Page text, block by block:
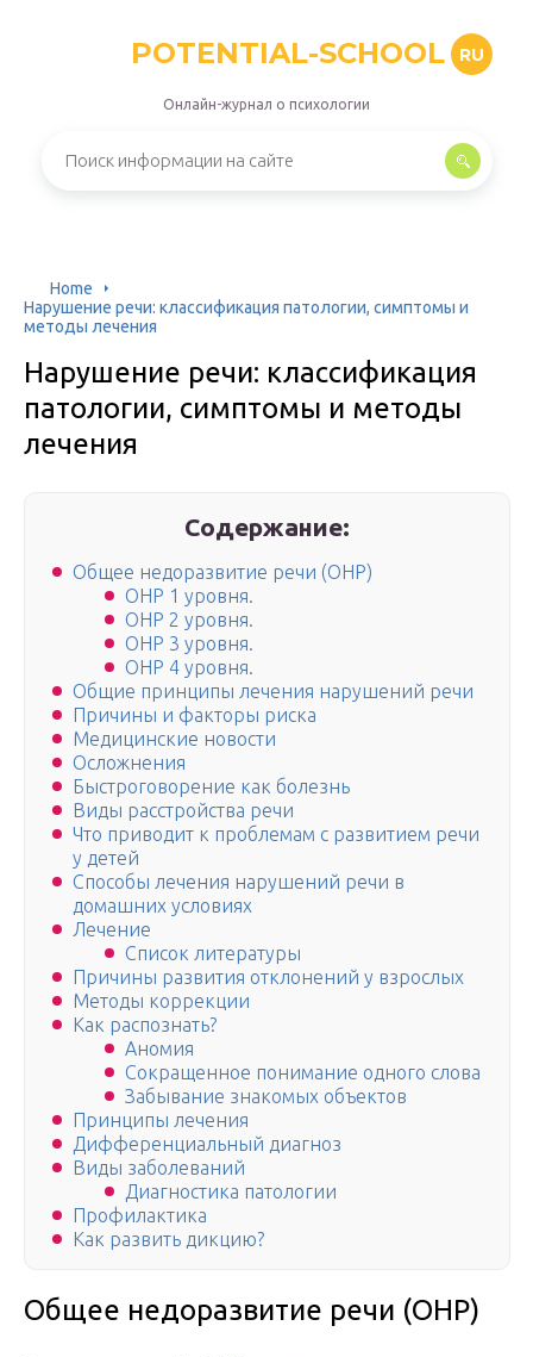
POTENTIAL-SCHOOL RU
Онлайн-журнал о психологии
Home
Нарушение речи: классификация патологии, симптомы и
методы лечения
Нарушение речи: классификация
патологии, симптомы и методы
лечения
Содержание:
Общее недоразвитие речи (ОНР)
ОНР 1 уровня.
ОНР 2 уровня.
ОНР 3 уровня.
ОНР 4 уровня.
Общие принципы лечения нарушений речи
Причины и факторы риска
Медицинские новости
Осложнения
Быстроговорение как болезнь
Виды расстройства речи
Что приводит к проблемам с развитием речи
у детей
Способы лечения нарушений речи в
домашних условиях
Лечение
Список литературы
Причины развития отклонений у взрослых
Методы коррекции
Как распознать?
Аномия
Сокращенное понимание одного слова
Забывание знакомых объектов
Принципы лечения
Дифференциальный диагноз
Виды заболеваний
Диагностика патологии
Профилактика
Как развить дикцию?
Общее недоразвитие речи (ОНР)